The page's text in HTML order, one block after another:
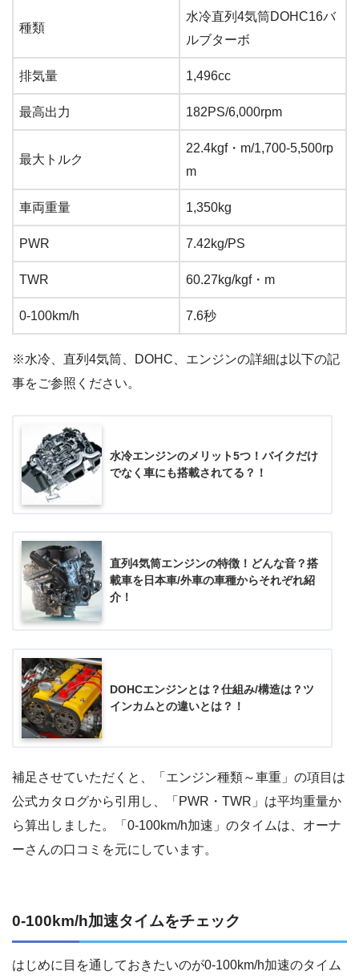
種類
水冷直列4気筒DOHC16バ
ルブターボ
排気量 1,496cc
最高出力 182PS/6,000rpm
最大トルク
22.4kgf・m/1,700-5,500rp
m
車両重量 1,350kg
PWR 7.42kg/PS
TWR 60.27kg/kgf・m
0-100km/h 7.6秒
※水冷、直列4気筒、DOHC、エンジンの詳細は以下の記
事をご参照ください。
水冷エンジンのメリット5つ！バイクだけ
でなく車にも搭載されてる？！
直列4気筒エンジンの特徴！どんな音？搭
載車を日本車/外車の車種からそれぞれ紹
介！
DOHCエンジンとは？仕組み/構造は？ツ
インカムとの違いとは？！
補足させていただくと、「エンジン種類～車重」の項目は
公式カタログから引用し、「PWR・TWR」は平均重量か
ら算出しました。「0-100km/h加速」のタイムは、オーナ
ーさんの口コミを元にしています。
0-100km/h加速タイムをチェック
はじめに目を通しておきたいのが0-100km/h加速のタイム